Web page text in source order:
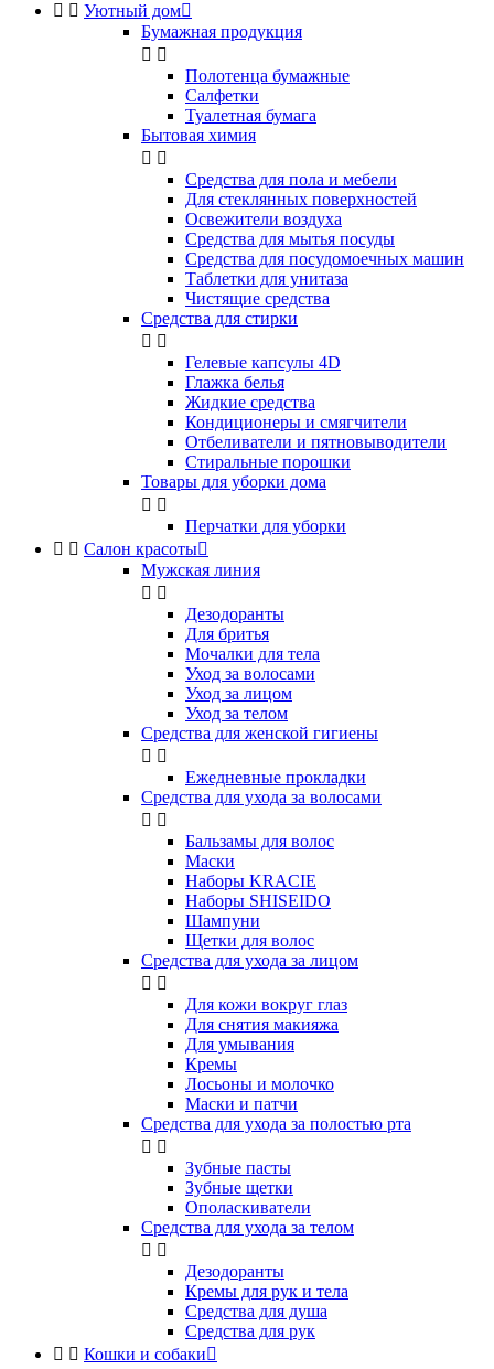
  Уютный дом
Бумажная продукция
 
Полотенца бумажные
Салфетки
Туалетная бумага
Бытовая химия
 
Cредства для пола и мебели
Для стеклянных поверхностей
Освежители воздуха
Средства для мытья посуды
Средства для посудомоечных машин
Таблетки для унитаза
Чистящие средства
Средства для стирки
 
Гелевые капсулы 4D
Глажка белья
Жидкие средства
Кондиционеры и смягчители
Отбеливатели и пятновыводители
Стиральные порошки
Товары для уборки дома
 
Перчатки для уборки
  Салон красоты
Мужская линия
 
Дезодоранты
Для бритья
Мочалки для тела
Уход за волосами
Уход за лицом
Уход за телом
Средства для женской гигиены
 
Ежедневные прокладки
Средства для ухода за волосами
 
Бальзамы для волос
Маски
Наборы KRACIE
Наборы SHISEIDO
Шампуни
Щетки для волос
Средства для ухода за лицом
 
Для кожи вокруг глаз
Для снятия макияжа
Для умывания
Кремы
Лосьоны и молочко
Маски и патчи
Средства для ухода за полостью рта
 
Зубные пасты
Зубные щетки
Ополаскиватели
Средства для ухода за телом
 
Дезодоранты
Кремы для рук и тела
Средства для душа
Средства для рук
  Кошки и собаки